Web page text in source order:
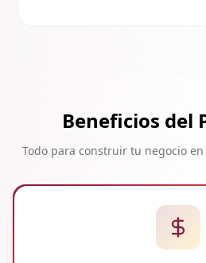
Beneficios del
Todo para construir tu negocio